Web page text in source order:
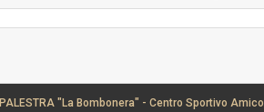
PALESTRA "La Bombonera" - Centro Sportivo